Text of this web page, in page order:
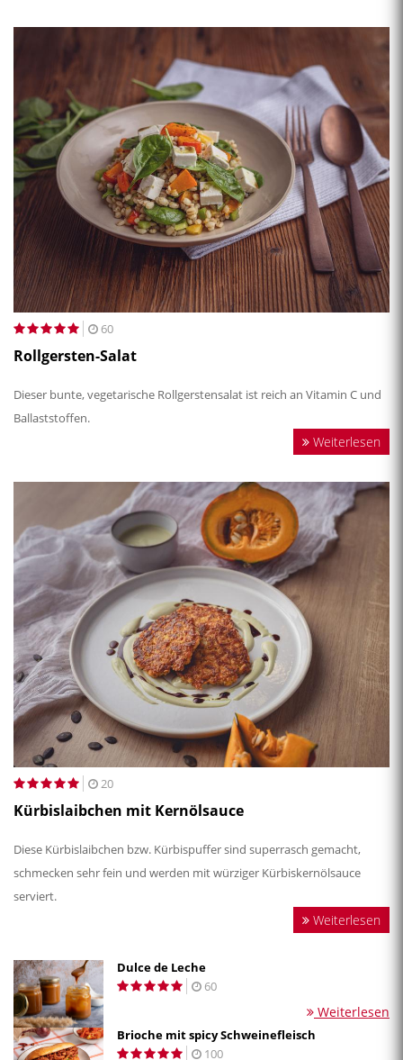
60
Rollgersten-Salat
Dieser bunte, vegetarische Rollgerstensalat ist reich an Vitamin C und
Ballaststoffen.
Weiterlesen
20
Kürbislaibchen mit Kernölsauce
Diese Kürbislaibchen bzw. Kürbispuffer sind superrasch gemacht,
schmecken sehr fein und werden mit würziger Kürbiskernölsauce
serviert.
Weiterlesen
Dulce de Leche
60
Weiterlesen
Brioche mit spicy Schweinefleisch
100